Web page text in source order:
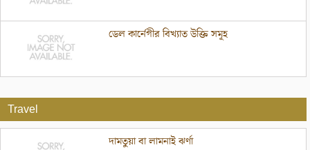
ডেল কার্নেগীর বিখ্যাত উক্তি সমূহ
Travel
দামতুয়া বা লামনাই ঝর্ণা